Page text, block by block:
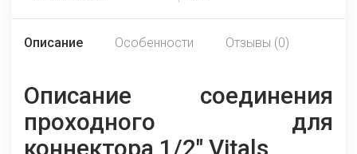
Описание Особенности Отзывы (0)
Описание соединения
проходного для
коннектора 1/2" Vitals